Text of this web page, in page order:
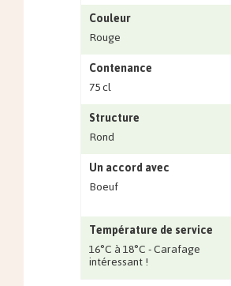
Couleur
Rouge
Contenance
75 cl
Structure
Rond
Un accord avec
Boeuf
Température de service
16°C à 18°C - Carafage
intéressant !